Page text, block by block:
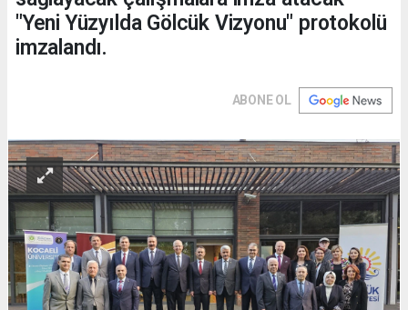
"Yeni Yüzyılda Gölcük Vizyonu" protokolü
imzalandı.
ABONE OL